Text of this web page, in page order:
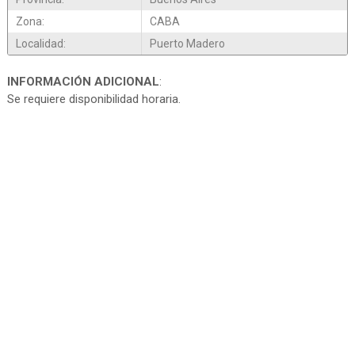
Zona:
CABA
Localidad:
Puerto Madero
INFORMACIÓN ADICIONAL:
Se requiere disponibilidad horaria.